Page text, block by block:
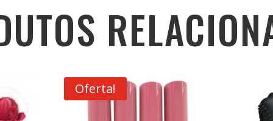
Oferta!